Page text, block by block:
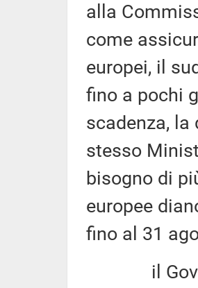
alla
come
europei, il
fino a pochi
scadenza, la
stesso
bisogno di
europee
fino al 31
il